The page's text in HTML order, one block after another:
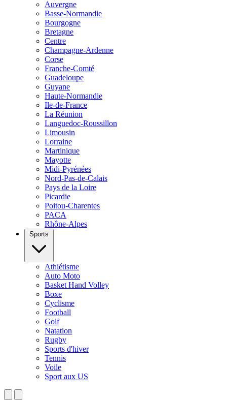
Auvergne
Basse-Normandie
Bourgogne
Bretagne
Centre
Champagne-Ardenne
Corse
Franche-Comté
Guadeloupe
Guyane
Haute-Normandie
Ile-de-France
La Réunion
Languedoc-Roussillon
Limousin
Lorraine
Martinique
Mayotte
Midi-Pyrénées
Nord-Pas-de-Calais
Pays de la Loire
Picardie
Poitou-Charentes
PACA
Rhône-Alpes
Sports
Athlétisme
Auto Moto
Basket Hand Volley
Boxe
Cyclisme
Football
Golf
Natation
Rugby
Sports d'hiver
Tennis
Voile
Sport aux US